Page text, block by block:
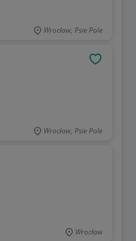
Wrocław, Psie Pole
Wrocław, Psie Pole
Wrocław